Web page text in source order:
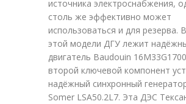
источника электроснабжения,
столь же эффективно может
использоваться и для резерва.
этой модели ДГУ лежит
двигатель Baudouin
второй ключевой компонент
надёжный синхронный
Somer LSA50.2L7. Эта ДЭС